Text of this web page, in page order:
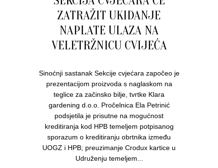
ZATRAŽIT UKIDANJE
NAPLATE ULAZA NA
VELETRŽNICU CVIJEĆA
Sinoćnji sastanak Sekcije cvjećara započeo je
prezentacijom proizvoda s naglaskom na
teglice za začinsko bilje, tvrtke Klara
gardening d.o.o. Pročelnica Ela Petrinić
podsjetila je prisutne na mogućnost
kreditiranja kod HPB temeljem potpisanog
sporazum o kreditiranju obrtnika između
UOGZ i HPB; preuzimanje Crodux kartice u
Udruženju temeljem...